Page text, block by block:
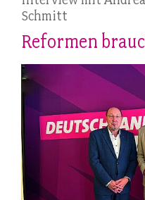
Schmitt
Reformen